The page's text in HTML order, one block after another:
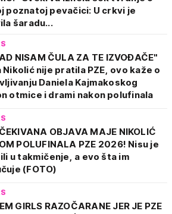
poznatoj pevačici: U crkvi je
šaradu...
NISAM ČULA ZA TE IZVOĐAČE"
Nikolić nije pratila PZE, ovo kaže o
Daniela Kajmakoskog
otmice i drami nakon polufinala
OBJAVA MAJE NIKOLIĆ
POLUFINALA PZE 2026! Nisu je
u takmičenje, a evo šta im
(FOTO)
GIRLS RAZOČARANE JER JE PZE